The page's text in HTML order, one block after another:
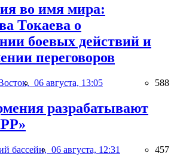
во имя мира:
Токаева о
боевых действий и
переговоров
06 августа, 13:05 588
разрабатывают
бассейн, 06 августа, 12:31 457